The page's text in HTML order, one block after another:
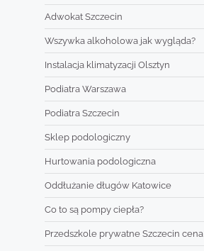
Adwokat Szczecin
Wszywka alkoholowa jak wygląda?
Instalacja klimatyzacji Olsztyn
Podiatra Warszawa
Podiatra Szczecin
Sklep podologiczny
Hurtowania podologiczna
Oddłużanie długów Katowice
Co to są pompy ciepła?
Przedszkole prywatne Szczecin cena